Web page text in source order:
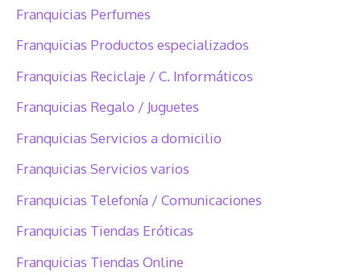
Franquicias Perfumes
Franquicias Productos especializados
Franquicias Reciclaje / C. Informáticos
Franquicias Regalo / Juguetes
Franquicias Servicios a domicilio
Franquicias Servicios varios
Franquicias Telefonía / Comunicaciones
Franquicias Tiendas Eróticas
Franquicias Tiendas Online